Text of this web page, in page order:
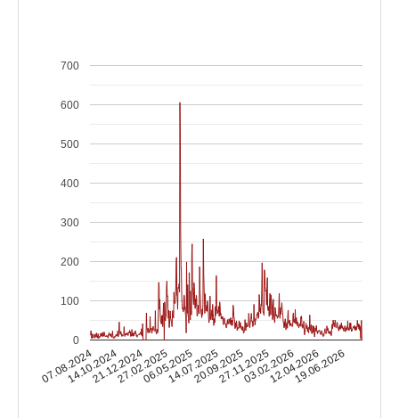
07.08.2024
14.10.202421.12.202427.02.202506.05.202514.07.202520.09.202527.11.202503.02.202612.04.2026
19.06.2026
0
100
200
300
400
500
600
700